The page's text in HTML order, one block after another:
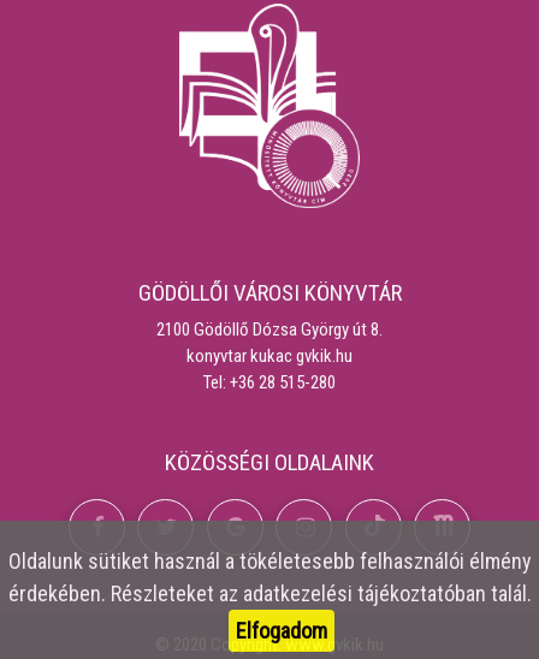
GÖDÖLLŐI VÁROSI KÖNYVTÁR
2100 Gödöllő Dózsa György út 8.
konyvtar kukac gvkik.hu
Tel: +36 28 515-280
KÖZÖSSÉGI OLDALAINK
© 2020 Copyright:www.gvkik.hu
Oldalunk sütiket használ a tökéletesebb felhasználói élmény
érdekében. Részleteket az adatkezelési tájékoztatóban talál.
Elfogadom